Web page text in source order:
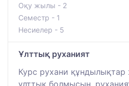
Оқу жылы - 2
Семестр - 1
Несиелер - 5
Ұлттық руханият
Курс рухани құндылықтар
ұлттық болмысын,